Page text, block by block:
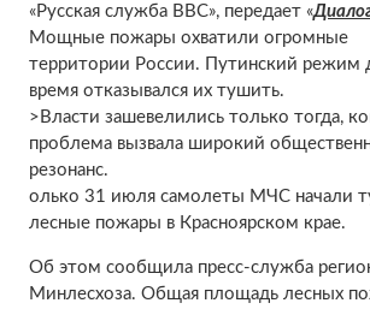
«Русская служба ВВС», передает «
Мощные пожары охватили огромные
территории России. Путинский режим
время отказывался их тушить.
>Власти зашевелились только тогда,
проблема вызвала широкий
резонанс.
олько 31 июля самолеты МЧС начали
лесные пожары в Красноярском крае.
Об этом сообщила пресс-служба
Минлесхоза. Общая площадь лесных